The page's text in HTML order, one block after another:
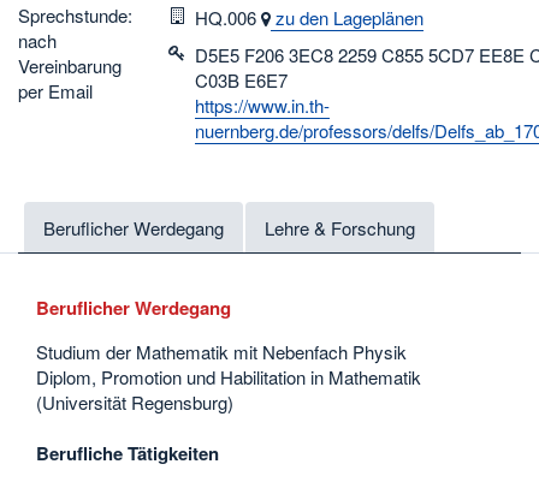
Sprechstunde:
nach
Vereinbarung
per Email
Raum
HQ.006 zu den Lageplänen
D5E5 F206 3EC8 2259 C855 5CD7 EE8E
C03B E6E7
https://www.in.th-
nuernberg.de/professors/delfs/
Beruflicher Werdegang Lehre & Forschung
Beruflicher Werdegang
Studium der Mathematik mit Nebenfach Physik
Diplom, Promotion und Habilitation in Mathematik
(Universität Regensburg)
Berufliche Tätigkeiten